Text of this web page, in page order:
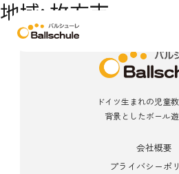
地域: 枚方市
ドイツ生まれの児童
背景としたボール
会社概要
プライバシーポ